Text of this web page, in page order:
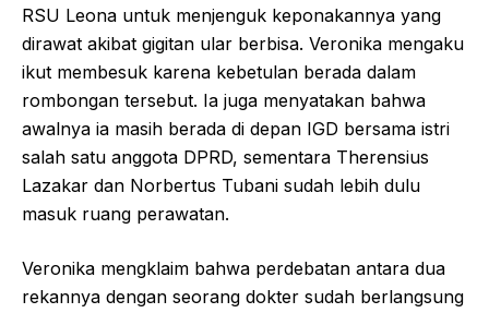
RSU Leona untuk menjenguk keponakannya yang
dirawat akibat gigitan ular berbisa. Veronika mengaku
ikut membesuk karena kebetulan berada dalam
rombongan tersebut. Ia juga menyatakan bahwa
awalnya ia masih berada di depan IGD bersama istri
salah satu anggota DPRD, sementara Therensius
Lazakar dan Norbertus Tubani sudah lebih dulu
masuk ruang perawatan.
Veronika mengklaim bahwa perdebatan antara dua
rekannya dengan seorang dokter sudah berlangsung